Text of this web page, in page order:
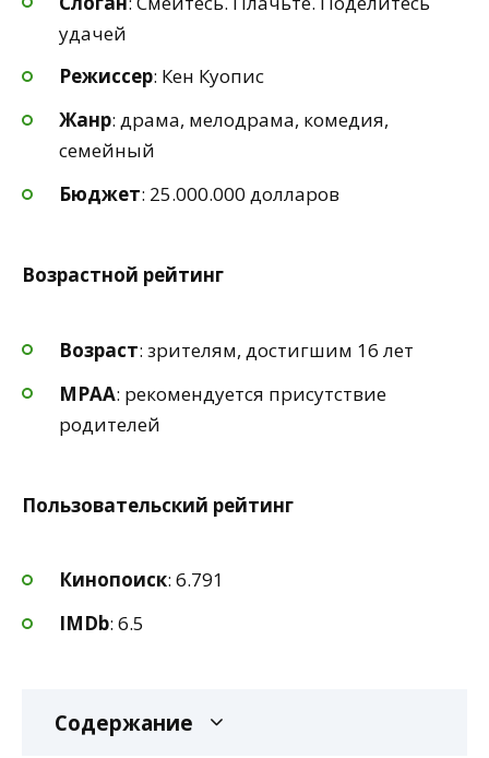
удачей
Режиссер: Кен Куопис
Жанр: драма, мелодрама, комедия,
семейный
Бюджет: 25.000.000 долларов
Возрастной рейтинг
Возраст: зрителям, достигшим 16 лет
MPAA: рекомендуется присутствие
родителей
Пользовательский рейтинг
Кинопоиск: 6.791
IMDb: 6.5
Содержание